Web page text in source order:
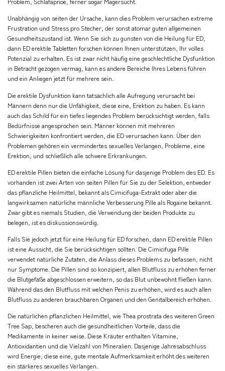
Unabhängig von seiten der Ursache, kann dies Problem verursachen extreme
Frustration und Stress pro Stecher, der sonst atomar guten allgemeinen
Gesundheitszustand ist. Wenn Sie sich zu gunsten von die Heilung für ED,
dann ED erektile Tabletten forschen können Ihnen unterstützen, Ihr volles
Potenzial zu erhalten. Es ist zwar nicht häufig eine geschlechtliche Dysfunktion
in Betracht gezogen vermag, kann es andere Bereiche Ihres Lebens führen
und ein Anliegen jetzt für mehrere sein.
Die erektile Dysfunktion kann tatsächlich alle Aufregung verursacht bei
Männern denn nur die Unfähigkeit, diese eine, Erektion zu haben. Es kann
auch das Schild für ein tiefes liegendes Problem berücksichtigt werden, falls
Bedürfnisse angesprochen sein. Männer können mit mehreren
Schwierigkeiten konfrontiert werden, die ED verursachen kann. Über den
Problemen gehören ein vermindertes sexuelles Verlangen, Probleme, eine
Erektion, und schließlich alle schwere Erkrankungen.
ED erektile Pillen bieten die einfache Lösung für dasjenige Problem des ED. Es
vorhanden ist zwei Arten von seiten Pillen für Sie zu der Selektion, entweder
das pflanzliche Heilmittel, bekannt als Cimicifuga-Extrakt oder aber die
langwirksamen natürliche männliche Verbesserung Pille als Rogaine bekannt.
Zwar gibt es niemals Studien, die Verwendung der beiden Produkte zu
belegen, ist es diskussionswürdig.
Falls Sie jedoch jetzt für eine Heilung für ED forschen, dann ED erektile Pillen
ist eine Aussicht, die Sie berücksichtigen sollten. Die Cimicifuga Pille
verwendet natürliche Zutaten, die Anlass dieses Problems zu befassen, nicht
nur Symptome. Die Pillen sind so konzipiert, allen Blutfluss zu erhöhen ferner
die Blutgefäße abgeschlossen erweitern, so das Blut unbewohnt fließen kann.
Während das den Blutfluss mit welchen Penis zu erhöhen, wird es auch allen
Blutfluss zu anderen brauchbaren Organen und den Genitalbereich erhöhen.
Die natürlichen pflanzlichen Heilmittel, wie Thea prostrata des weiteren Green
Tree Sap, bescheren auch die gesundheitlichen Vorteile, dass die
Medikamente in keiner weise. Diese Kräuter enthalten Vitamine,
Antioxidantien und die Vielzahl von Mineralien. Dasjenige Jahresabschluss
wird Energie, diese eine, gute mentale Aufmerksamkeit erhöht des weiteren
ein stärkeres sexuelles Verlangen.